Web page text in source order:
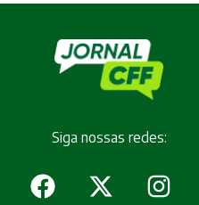
Siga nossas redes: